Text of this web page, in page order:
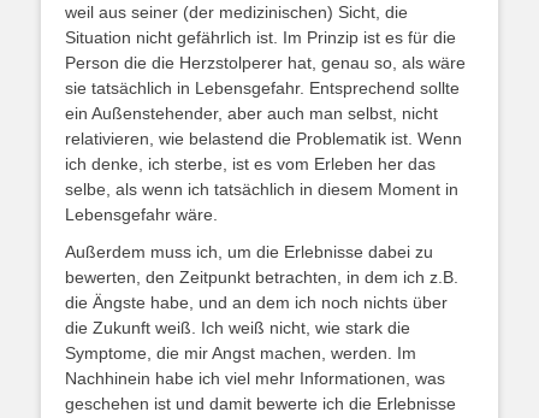
weil aus seiner (der medizinischen) Sicht, die
Situation nicht gefährlich ist. Im Prinzip ist es für die
Person die die Herzstolperer hat, genau so, als wäre
sie tatsächlich in Lebensgefahr. Entsprechend sollte
ein Außenstehender, aber auch man selbst, nicht
relativieren, wie belastend die Problematik ist. Wenn
ich denke, ich sterbe, ist es vom Erleben her das
selbe, als wenn ich tatsächlich in diesem Moment in
Lebensgefahr wäre.
Außerdem muss ich, um die Erlebnisse dabei zu
bewerten, den Zeitpunkt betrachten, in dem ich z.B.
die Ängste habe, und an dem ich noch nichts über
die Zukunft weiß. Ich weiß nicht, wie stark die
Symptome, die mir Angst machen, werden. Im
Nachhinein habe ich viel mehr Informationen, was
geschehen ist und damit bewerte ich die Erlebnisse